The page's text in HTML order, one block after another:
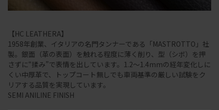
【HC LEATHERA】
1958年創業、イタリアの名門タンナーである「MASTROTTO」社
製。銀面（革の表面）を触れる程度に薄く削り、型（シボ）を押
さずに“揉み”で表情を出しています。1.2～1.4mmの経年変化しに
くい中厚革で、トップコート無しでも車両基準の厳しい試験をク
リアする品質を実現しています。
SEMI ANILINE FINISH